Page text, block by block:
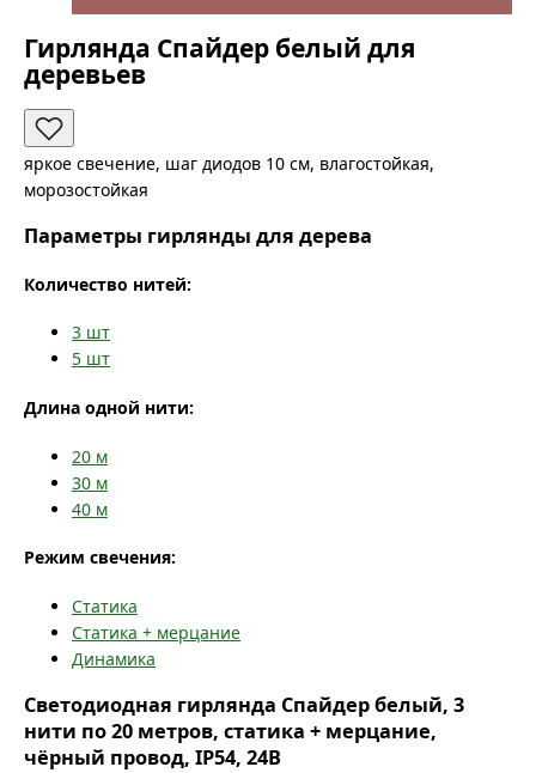
Гирлянда Спайдер белый для
деревьев
яркое свечение, шаг диодов 10 см, влагостойкая,
морозостойкая
Параметры гирлянды для дерева
Количество нитей:
3 шт
5 шт
Длина одной нити:
20 м
30 м
40 м
Режим свечения:
Статика
Статика + мерцание
Динамика
Светодиодная гирлянда Спайдер белый, 3
нити по 20 метров, статика + мерцание,
чёрный провод, IP54, 24В